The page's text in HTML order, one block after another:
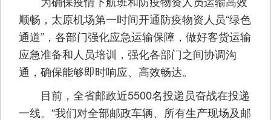
顺畅，太原机场第一时间开通防疫物资人员“绿色
通道”，各部门强化应急运输保障，做好客货运输
应急准备和人员培训，强化各部门之间协调沟
通，确保能够即时响应、高效畅达。
目前，全省邮政近5500名投递员奋战在投递
一线。“我们对全部邮政车辆、所有生产现场及邮